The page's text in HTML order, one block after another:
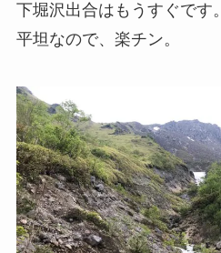
下堀沢出合はもうすぐです。
平坦なので、楽チン。